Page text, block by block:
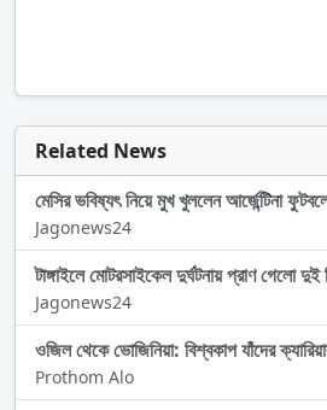
Related News
মেসির ভবিষ্যৎ নিয়ে মুখ খুললেন আর্জেন্টিনা
Jagonews24
টাঙ্গাইলে মোটরসাইকেল দুর্ঘটনায় প্রাণ গেলো
Jagonews24
ওজিল থেকে ভোজিনিয়া: বিশ্বকাপ যাঁদের
Prothom Alo